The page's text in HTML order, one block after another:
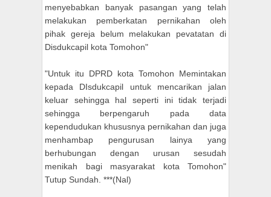
menyebabkan banyak pasangan yang telah
melakukan pemberkatan pernikahan oleh
pihak gereja belum melakukan pevatatan di
Disdukcapil kota Tomohon"
"Untuk itu DPRD kota Tomohon Memintakan
kepada DIsdukcapil untuk mencarikan jalan
keluar sehingga hal seperti ini tidak terjadi
sehingga berpengaruh pada data
kependudukan khususnya pernikahan dan juga
menhambap pengurusan lainya yang
berhubungan dengan urusan sesudah
menikah bagi masyarakat kota Tomohon"
Tutup Sundah. ***(Nal)